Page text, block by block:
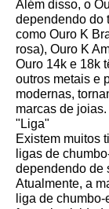
Além disso, o
dependendo do
como Ouro K
rosa), Ouro K
Ouro 14k e 18k
outros metais e
modernas,
marcas de joias.
"Liga"
Existem muitos
ligas de
dependendo de
Atualmente, a
liga de